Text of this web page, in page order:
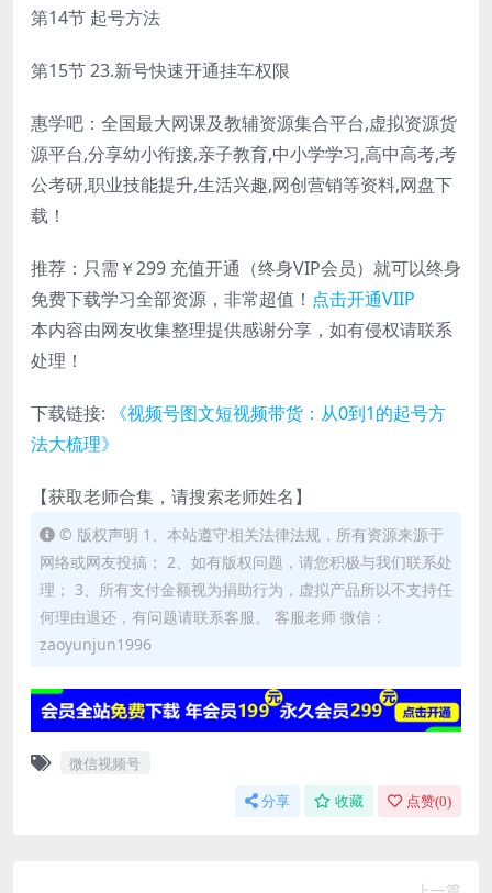
第14节 起号方法
第15节 23.新号快速开通挂车权限
惠学吧：全国最大网课及教辅资源集合平台,虚拟资源货
源平台,分享幼小衔接,亲子教育,中小学学习,高中高考,考
公考研,职业技能提升,生活兴趣,网创营销等资料,网盘下
载！
推荐：只需￥299 充值开通（终身VIP会员）就可以终身
免费下载学习全部资源，非常超值！ 点击开通VIIP
本内容由网友收集整理提供感谢分享，如有侵权请联系
处理！
下载链接:
《视频号图文短视频带货：从0到1的起号方
法大梳理》
【获取老师合集，请搜索老师姓名】
© 版权声明 1、本站遵守相关法律法规，所有资源来源于
网络或网友投搞； 2、如有版权问题，请您积极与我们联系处
理； 3、所有支付金额视为捐助行为，虚拟产品所以不支持任
何理由退还，有问题请联系客服。 客服老师 微信：
zaoyunjun1996
微信视频号
分享 收藏 点赞(0)